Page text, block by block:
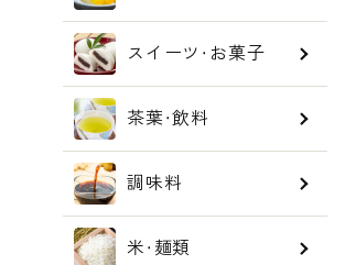
スイーツ・お菓子
茶葉・飲料
調味料
米・麺類